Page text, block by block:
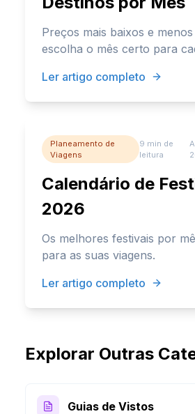
Preços mais baixos e
escolha o mês certo para
Ler artigo completo
Planeamento de
Viagens
9 min de
leitura
Calendário de
2026
Os melhores festivais por
para as suas viagens.
Ler artigo completo
Explorar Outras
Guias de Vistos